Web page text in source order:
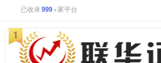
已收录999+家平台